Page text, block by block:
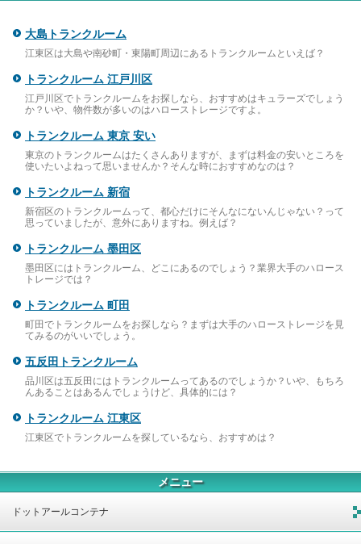
大島トランクルーム
江東区は大島や南砂町・東陽町周辺にあるトランクルームといえば？
トランクルーム 江戸川区
江戸川区でトランクルームをお探しなら、おすすめはキュラーズでしょう
か？いや、物件数が多いのはハローストレージですよ。
トランクルーム 東京 安い
東京のトランクルームはたくさんありますが、まずは料金の安いところを
使いたいよねって思いませんか？そんな時におすすめなのは？
トランクルーム 新宿
新宿区のトランクルームって、都心だけにそんなにないんじゃない？って
思っていましたが、意外にありますね。例えば？
トランクルーム 墨田区
墨田区にはトランクルーム、どこにあるのでしょう？業界大手のハロース
トレージでは？
トランクルーム 町田
町田でトランクルームをお探しなら？まずは大手のハローストレージを見
てみるのがいいでしょう。
五反田トランクルーム
品川区は五反田にはトランクルームってあるのでしょうか？いや、もちろ
んあることはあるんでしょうけど、具体的には？
トランクルーム 江東区
江東区でトランクルームを探しているなら、おすすめは？
メニュー
ドットアールコンテナ